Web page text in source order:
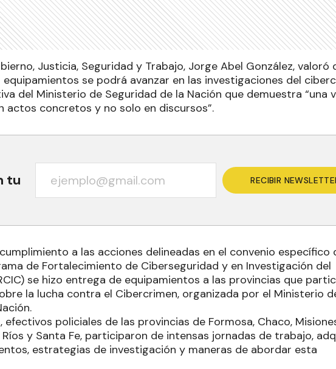
Justicia, Seguridad y Trabajo, Jorge Abel González, valoró
se podrá avanzar en las investigaciones del
del Ministerio de Seguridad de la Nación que demuestra “una
actos concretos y no solo en discursos”.
tu RECIBIR
a las acciones delineadas en el convenio específico
de Fortalecimiento de Ciberseguridad y en Investigación del
se hizo entrega de equipamientos a las provincias que
la lucha contra el Cibercrimen, organizada por el Ministerio
policiales de las provincias de Formosa, Chaco,
y Santa Fe, participaron de intensas jornadas de trabajo,
estrategias de investigación y maneras de abordar esta